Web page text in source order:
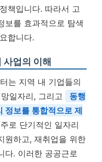
책입니다. 따라서 고
보를 효과적으로 탐색
합니다.
업의 이해
는 지역 내 기업들의
일자리, 그리고
동행
정보를 통합적으로 제
로 단기적인 일자리
원하고, 재취업을 위한
다. 이러한 공공근로